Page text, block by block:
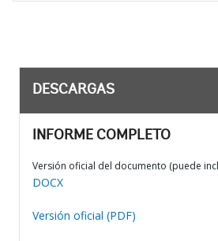
DESCARGAS
INFORME COMPLETO
Versión oficial del documento (puede
DOCX
Versión oficial (PDF)